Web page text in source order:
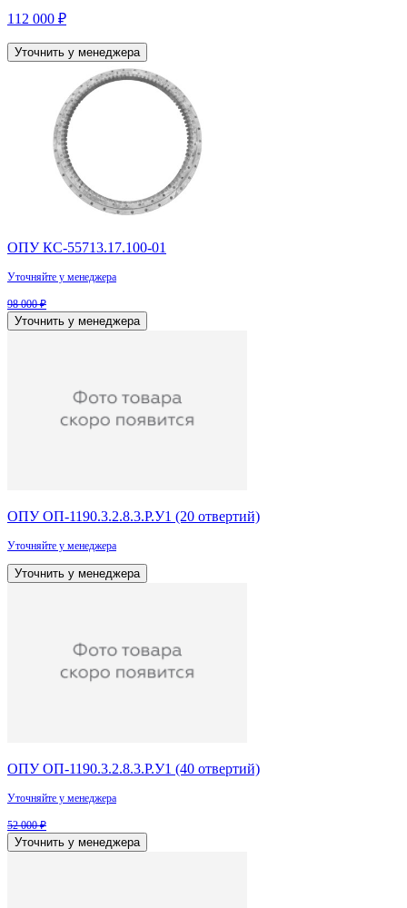
112 000 ₽
Уточнить у менеджера
ОПУ КС-55713.17.100-01
Уточняйте у менеджера
98 000 ₽
Уточнить у менеджера
ОПУ ОП-1190.3.2.8.3.Р.У1 (20 отвертий)
Уточняйте у менеджера
Уточнить у менеджера
ОПУ ОП-1190.3.2.8.3.Р.У1 (40 отвертий)
Уточняйте у менеджера
52 000 ₽
Уточнить у менеджера